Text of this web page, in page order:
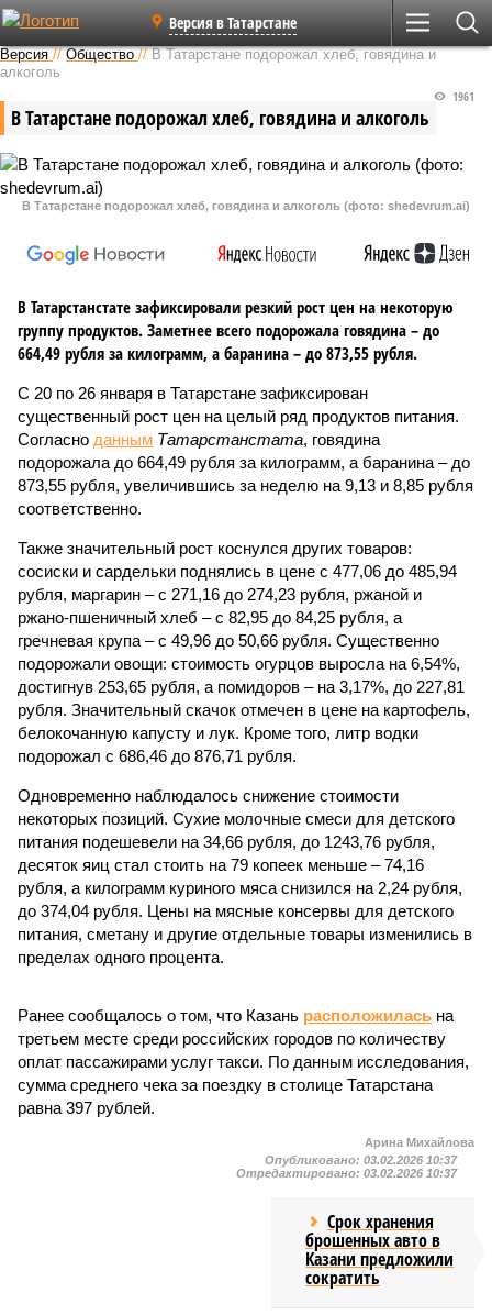
Версия в Татарстане
Версия //Общество //В Татарстане подорожал хлеб, говядина и
алкоголь
В Татарстане подорожал хлеб, говядина и алкоголь
1961
В Татарстане подорожал хлеб, говядина и алкоголь (фото: shedevrum.ai)
В Татарстанстате зафиксировали резкий рост цен на некоторую
группу продуктов. Заметнее всего подорожала говядина – до
664,49 рубля за килограмм, а баранина – до 873,55 рубля.
С 20 по 26 января в Татарстане зафиксирован
существенный рост цен на целый ряд продуктов питания.
Согласно данным Татарстанстата, говядина
подорожала до 664,49 рубля за килограмм, а баранина – до
873,55 рубля, увеличившись за неделю на 9,13 и 8,85 рубля
соответственно.
Также значительный рост коснулся других товаров:
сосиски и сардельки поднялись в цене с 477,06 до 485,94
рубля, маргарин – с 271,16 до 274,23 рубля, ржаной и
ржано-пшеничный хлеб – с 82,95 до 84,25 рубля, а
гречневая крупа – с 49,96 до 50,66 рубля. Существенно
подорожали овощи: стоимость огурцов выросла на 6,54%,
достигнув 253,65 рубля, а помидоров – на 3,17%, до 227,81
рубля. Значительный скачок отмечен в цене на картофель,
белокочанную капусту и лук. Кроме того, литр водки
подорожал с 686,46 до 876,71 рубля.
Одновременно наблюдалось снижение стоимости
некоторых позиций. Сухие молочные смеси для детского
питания подешевели на 34,66 рубля, до 1243,76 рубля,
десяток яиц стал стоить на 79 копеек меньше – 74,16
рубля, а килограмм куриного мяса снизился на 2,24 рубля,
до 374,04 рубля. Цены на мясные консервы для детского
питания, сметану и другие отдельные товары изменились в
пределах одного процента.
Ранее сообщалось о том, что Казань расположилась на
третьем месте среди российских городов по количеству
оплат пассажирами услуг такси. По данным исследования,
сумма среднего чека за поездку в столице Татарстана
равна 397 рублей.
Арина Михайлова
Опубликовано: 03.02.2026 10:37
Отредактировано: 03.02.2026 10:37
Срок хранения
брошенных авто в
Казани предложили
сократить